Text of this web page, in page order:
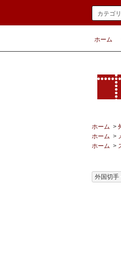
ホーム
ホーム >
ホーム >
ホーム >
外国切手